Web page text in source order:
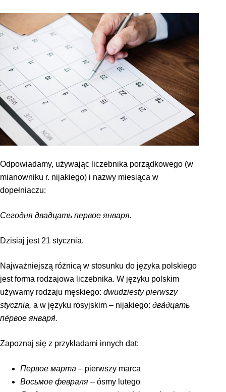
Odpowiadamy, używając liczebnika porządkowego (w
mianowniku r. nijakiego) i nazwy miesiąca w
dopełniaczu:
Сегодня двадцать первое января.
Dzisiaj jest 21 stycznia.
Najważniejszą różnicą w stosunku do języka polskiego
jest forma rodzajowa liczebnika. W języku polskim
używamy rodzaju męskiego: dwudziesty pierwszy
stycznia, a w języku rosyjskim – nijakiego: два́дцать
пе́рвое января́.
Zapoznaj się z przykładami innych dat:
Первое марта – pierwszy marca
Восьмое февраля – ósmy lutego